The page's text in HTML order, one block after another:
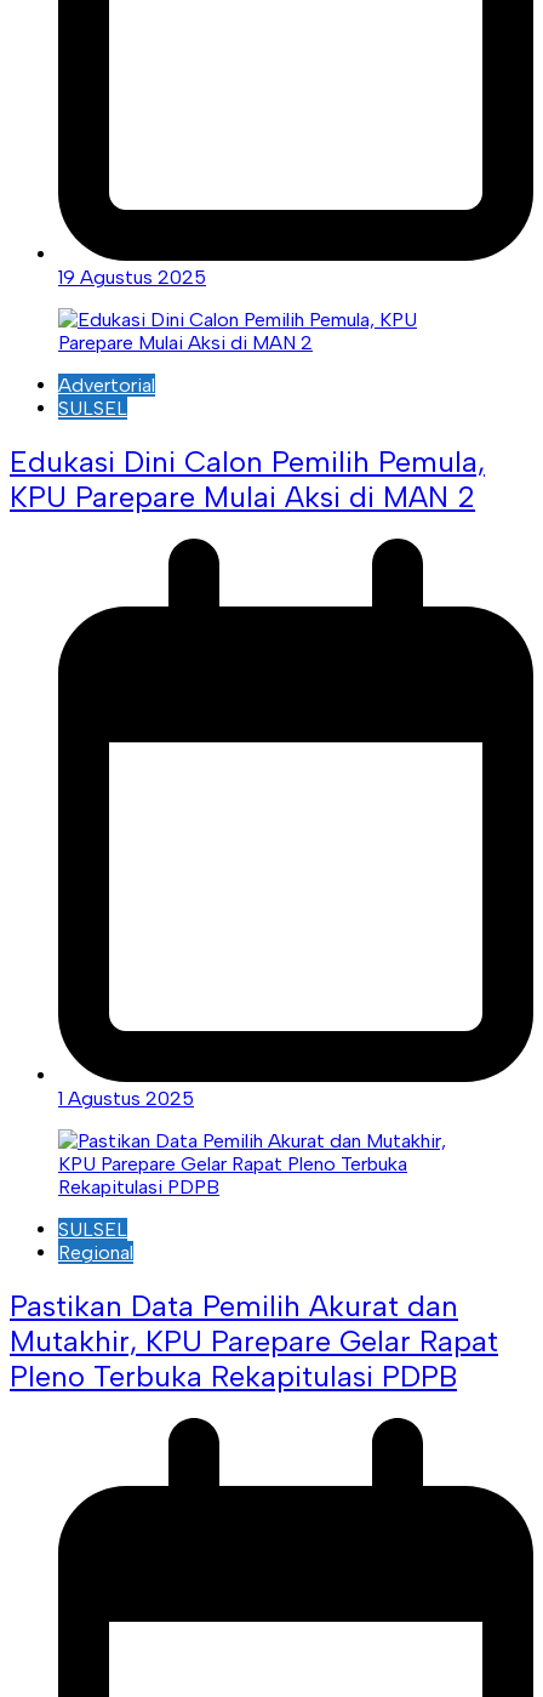
19 Agustus 2025
Advertorial
SULSEL
Edukasi Dini Calon Pemilih Pemula,
KPU Parepare Mulai Aksi di MAN 2
1 Agustus 2025
SULSEL
Regional
Pastikan Data Pemilih Akurat dan
Mutakhir, KPU Parepare Gelar Rapat
Pleno Terbuka Rekapitulasi PDPB